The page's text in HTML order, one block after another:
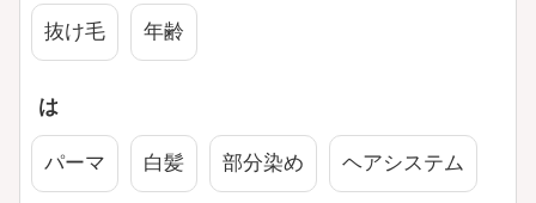
抜け毛 年齢
は
パーマ 白髪 部分染め ヘアシステム